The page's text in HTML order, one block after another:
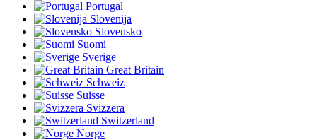
Portugal
Slovenija
Slovensko
Suomi
Sverige
Great Britain
Schweiz
Suisse
Svizzera
Switzerland
Norge